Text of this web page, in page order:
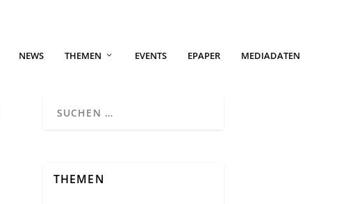
NEWS THEMEN EVENTS EPAPER MEDIADATEN
THEMEN